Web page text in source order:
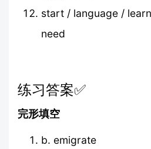
start / language /
need
练习答案✅
完形填空
b. emigrate